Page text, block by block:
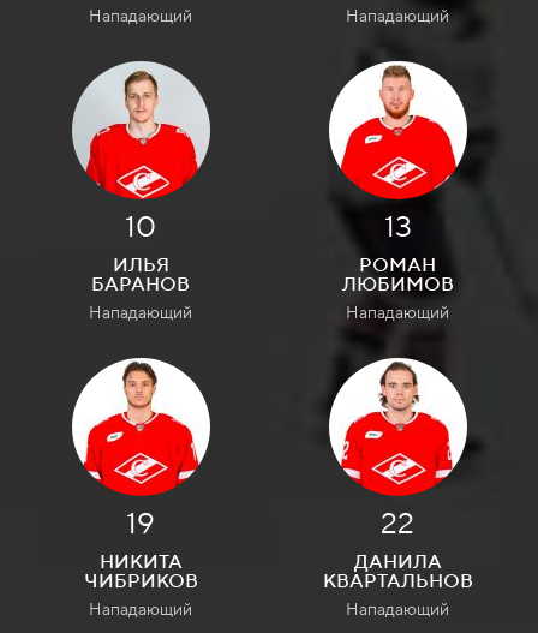
Нападающий Нападающий
10
ИЛЬЯ
БАРАНОВ
Нападающий
13
РОМАН
ЛЮБИМОВ
Нападающий
19
НИКИТА
ЧИБРИКОВ
Нападающий
22
ДАНИЛА
КВАРТАЛЬНОВ
Нападающий